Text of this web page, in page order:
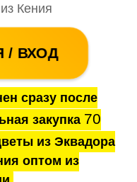
Кения
/ ВХОД
сразу после
закупка 70
из Эквадора
оптом из